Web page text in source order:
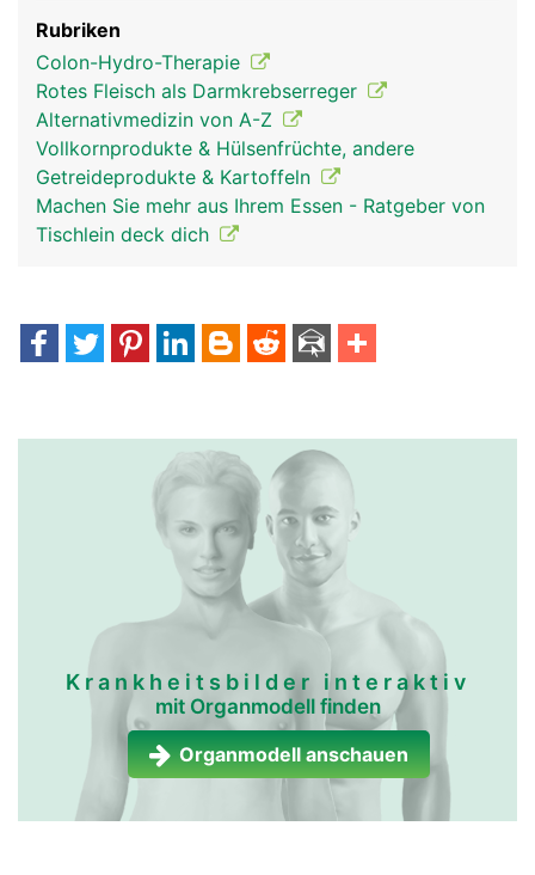
Rubriken
Colon-Hydro-Therapie
Rotes Fleisch als Darmkrebserreger
Alternativmedizin von A-Z
Vollkornprodukte & Hülsenfrüchte, andere
Getreideprodukte & Kartoffeln
Machen Sie mehr aus Ihrem Essen - Ratgeber von
Tischlein deck dich
Krankheitsbilder interaktiv
mit Organmodell finden
Organmodell anschauen